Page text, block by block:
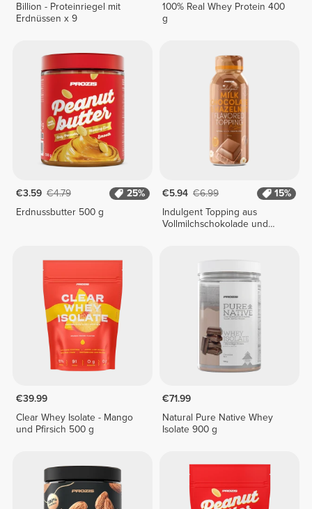
Billion - Proteinriegel mit
Erdnüssen x 9
100% Real Whey Protein 400
g
€3.59 €4.79
25%
Erdnussbutter 500 g
€5.94 €6.99
15%
Indulgent Topping aus
Vollmilchschokolade und
€39.99
Clear Whey Isolate - Mango
und Pfirsich 500 g
€71.99
Natural Pure Native Whey
Isolate 900 g